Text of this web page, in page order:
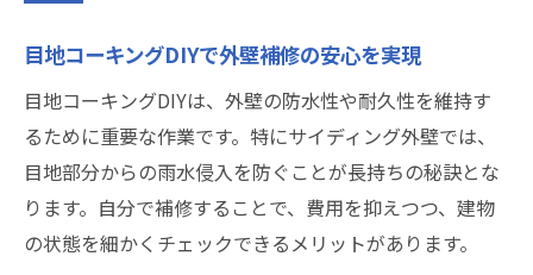
diyで安心！目地コーキングの準備とコツ
目地とコーキングの違いを丁寧に理解しよ
う
外壁コーキングやり方とポイントを実践解
説
劣化目地を自分で直すDIYポイント集
目地コーキングDIYで外壁補修の安心を実現
目地コーキングDIYは、外壁の防水性や耐久性を維持す
るために重要な作業です。特にサイディング外壁では、
目地部分からの雨水侵入を防ぐことが長持ちの秘訣とな
ります。自分で補修することで、費用を抑えつつ、建物
の状態を細かくチェックできるメリットがあります。